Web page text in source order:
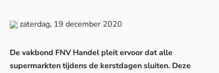
zaterdag, 19 december 2020
De vakbond FNV Handel pleit ervoor dat alle
supermarkten tijdens de kerstdagen sluiten. Deze